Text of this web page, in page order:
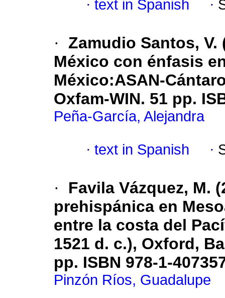
· text in Spanish ·
·
Zamudio Santos, V.
México con énfasis
México:ASAN-
Oxfam-WIN. 51 pp.
Peña-García, Alejandra
· text in Spanish ·
·
Favila Vázquez, M.
prehispánica en
entre la costa del
1521 d. c.), Oxford,
pp. ISBN 978-1-
Pinzón Ríos, Guadalupe